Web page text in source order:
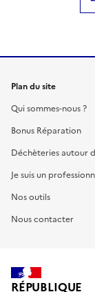
Plan du site
Qui sommes-nous ?
Bonus Réparation
Déchèteries autour
Je suis un
Nos outils
Nous contacter
RÉPUBLIQUE